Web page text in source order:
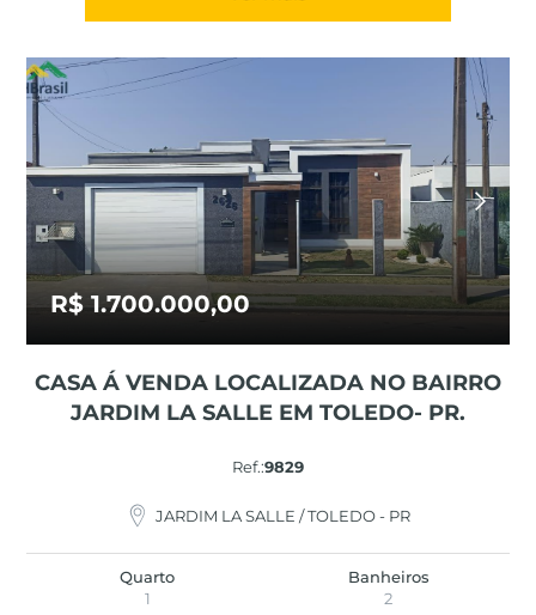
R$ 1.700.000,00
CASA Á VENDA LOCALIZADA NO BAIRRO
JARDIM LA SALLE EM TOLEDO- PR.
Ref.:9829
JARDIM LA SALLE / TOLEDO - PR
Quarto
1
Banheiros
2